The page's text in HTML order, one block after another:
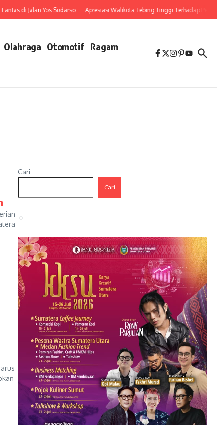
Jalan Yos Sudarso Apresiasi Walikota Tebing Tinggi Terhadap Penurunan
Olahraga Otomotif Ragam
Cari
Cari